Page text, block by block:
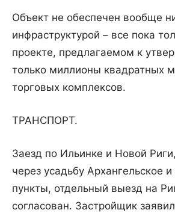
Объект не обеспечен вообще
инфраструктурой – все пока
проекте, предлагаемом к
только миллионы квадратных
торговых комплексов.
ТРАНСПОРТ.
Заезд по Ильинке и Новой
через усадьбу Архангельское
пункты, отдельный выезд на
согласован. Застройщик